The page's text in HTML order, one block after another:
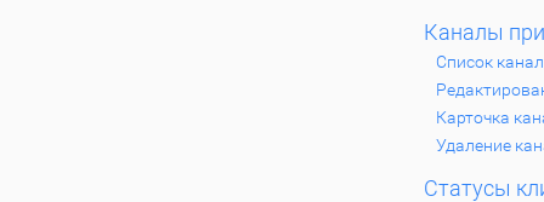
Каналы
Список
Карточка
Удаление
Статусы